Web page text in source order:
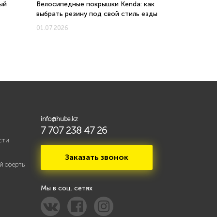
Велосипедные покрышки Kenda: как
выбрать резину под свой стиль езды
01.07.2026
оферты
info@hube.kz
7 707 238 47 26
Заказать звонок
Мы в соц. сетях